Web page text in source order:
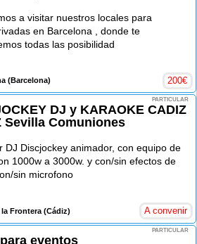
a visitar nuestros locales para
en Barcelona , donde te
todas las posibilidad
(Barcelona) 200€
PARTICULAR
DJ y KARAOKE CADIZ
Sevilla Comuniones
DJ Discjockey animador, con equipo de
1000w a 3000w. y con/sin efectos de
sin microfono
Frontera (Cádiz) A convenir
PARTICULAR
eventos